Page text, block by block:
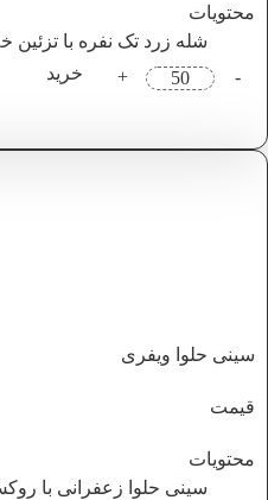
محتویات
شله زرد تک نفره با تزئین
-
+ خرید
سینی حلوا ویفری
قیمت
محتویات
سینی حلوا زعفرانی با